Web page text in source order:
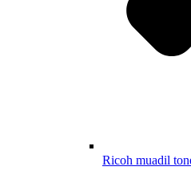
Ricoh muadil